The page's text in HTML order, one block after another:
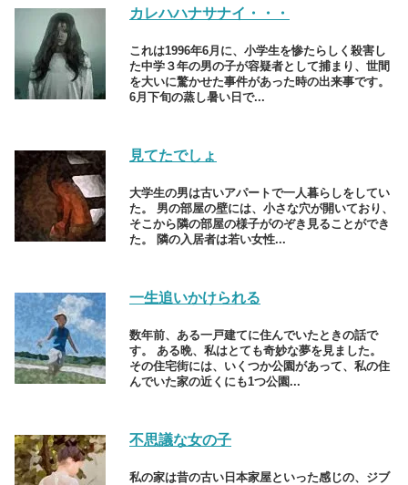
カレハハナサナイ・・・
これは1996年6月に、小学生を惨たらしく殺害し
た中学３年の男の子が容疑者として捕まり、世間
を大いに驚かせた事件があった時の出来事です。
6月下旬の蒸し暑い日で...
見てたでしょ
大学生の男は古いアパートで一人暮らしをしてい
た。 男の部屋の壁には、小さな穴が開いており、
そこから隣の部屋の様子がのぞき見ることができ
た。 隣の入居者は若い女性...
一生追いかけられる
数年前、ある一戸建てに住んでいたときの話で
す。 ある晩、私はとても奇妙な夢を見ました。
その住宅街には、いくつか公園があって、私の住
んでいた家の近くにも1つ公園...
不思議な女の子
私の家は昔の古い日本家屋といった感じの、ジブ